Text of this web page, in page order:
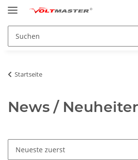
Startseite
News /